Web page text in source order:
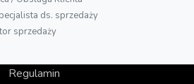
ds. sprzedaży
sprzedaży
Regulamin